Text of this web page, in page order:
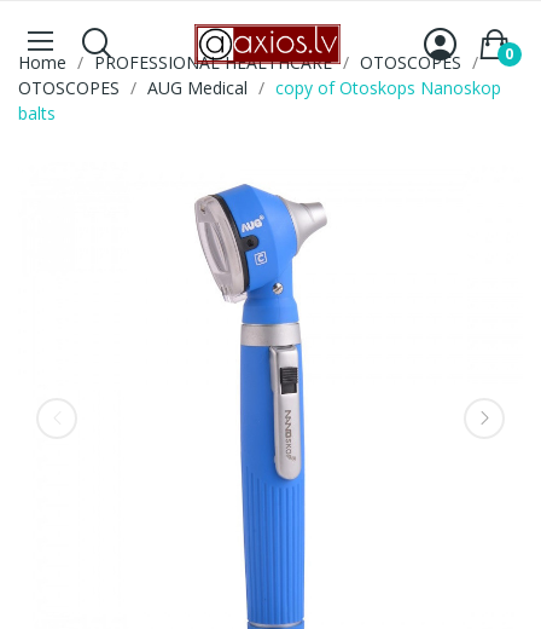
0
Home PROFESSIONAL HEALTHCARE
OTOSCOPES
OTOSCOPES
AUG Medical
copy of Otoskops Nanoskop
balts